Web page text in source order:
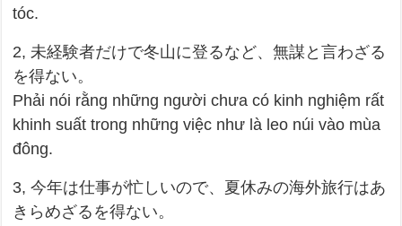
tóc.
2, 未経験者だけで冬山に登るなど、無謀と言わざる
を得ない。
Phải nói rằng những người chưa có kinh nghiệm rất
khinh suất trong những việc như là leo núi vào mùa
đông.
3, 今年は仕事が忙しいので、夏休みの海外旅行はあ
きらめざるを得ない。